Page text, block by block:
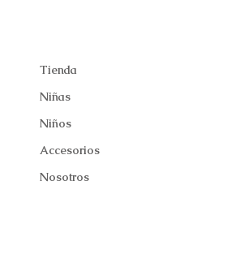
Tienda
Niñas
Niños
Accesorios
Nosotros